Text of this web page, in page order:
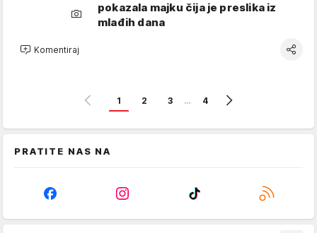
pokazala majku čija je preslika iz
mlađih dana
Komentiraj
1 2 3 … 4
PRATITE NAS NA